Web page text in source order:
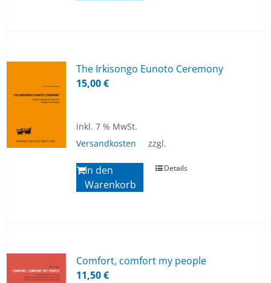
The Irk­ison­go Eu­no­to Ce­rem­o­ny
15,00€
inkl. 7 % MwSt.
zzgl.
Versandkosten
In den
Warenkorb
Details
Com­fort, com­fort my peo­p­le
11,50€